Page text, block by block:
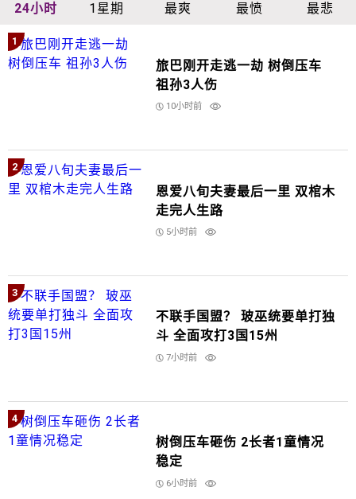
24小时 1星期 最爽 最愤 最悲
1
旅巴刚开走逃一劫 树倒压车
祖孙3人伤
10小时前
2
恩爱八旬夫妻最后一里 双棺木
走完人生路
5小时前
3
不联手国盟？ 玻巫统要单打独
斗 全面攻打3国15州
7小时前
4
树倒压车砸伤 2长者1童情况
稳定
6小时前